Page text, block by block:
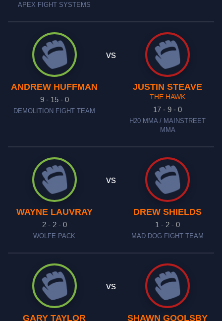
APEX FIGHT SYSTEMS
ANDREW HUFFMAN
9 - 15 - 0
DEMOLITION FIGHT TEAM
vs
JUSTIN STEAVE
THE HAWK
17 - 9 - 0
H20 MMA / MAINSTREET
MMA
WAYNE LAUVRAY
2 - 2 - 0
WOLFE PACK
vs
DREW SHIELDS
1 - 2 - 0
MAD DOG FIGHT TEAM
GARY TAYLOR
vs
SHAWN GOOLSBY